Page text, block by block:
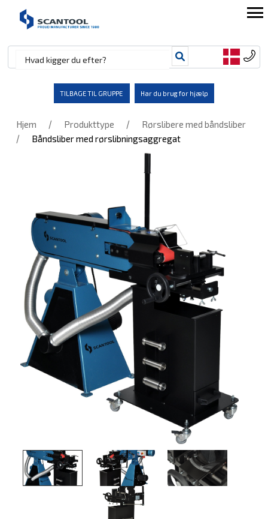
TILBAGE TIL GRUPPE Har du brug for hjælp
Hjem / Produkttype / Rørslibere med båndsliber
/ Båndsliber med rørslibningsaggregat